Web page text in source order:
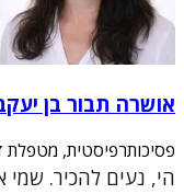
אושרה תבור בן
פסיכותרפיסטית, מטפלת
הי, נעים להכיר.